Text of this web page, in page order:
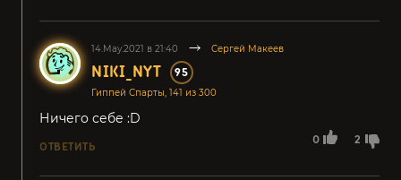
14.May.2021 в 21:40 Сергей Макеев
NIKI_NYT 95
Гиппей Спарты, 141 из 300
0 2
Ничего себе :D
ОТВЕТИТЬ